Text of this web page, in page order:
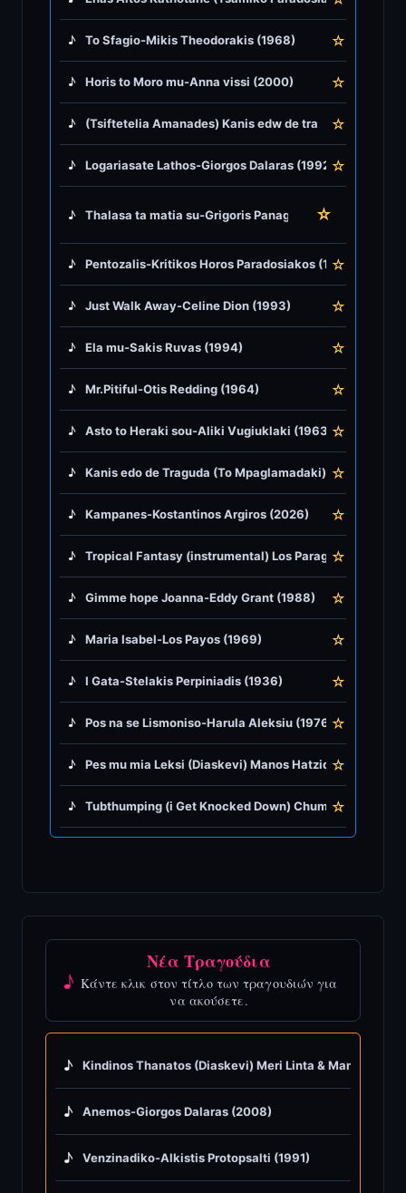
♪ To Sfagio-Mikis Theodorakis (1968) ☆
♪ Horis to Moro mu-Anna vissi (2000) ☆
♪ (Tsiftetelia Amanades) Kanis edw de traguda (To
☆
♪ Logariasate Lathos-Giorgos Dalaras (1992)☆
♪ Thalasa ta matia su-Grigoris Panagiotopulos & Kostas
☆
♪ Pentozalis-Kritikos Horos Paradosiakos (1770)
☆
♪ Just Walk Away-Celine Dion (1993) ☆
♪ Ela mu-Sakis Ruvas (1994) ☆
♪ Mr.Pitiful-Otis Redding (1964) ☆
♪ Asto to Heraki sou-Aliki Vugiuklaki (1963) ☆
♪ Kanis edo de Traguda (To Mpaglamadaki) Nikos
☆
♪ Kampanes-Kostantinos Argiros (2026) ☆
♪ Tropical Fantasy (instrumental) Los Paraguayos (1954)
☆
♪ Gimme hope Joanna-Eddy Grant (1988) ☆
♪ Maria Isabel-Los Payos (1969) ☆
♪ I Gata-Stelakis Perpiniadis (1936) ☆
♪ Pos na se Lismoniso-Harula Aleksiu (1976)☆
♪ Pes mu mia Leksi (Diaskevi) Manos Hatzidakis (1961)
☆
♪ Tubthumping (i Get Knocked Down) Chumbawamba
☆
♪ Greek Traditional
♪ Greek Zeibekiko
♪ Instrumentals
♪ Jazz & Swing
♪
♪ Pop & Dance
♪ Rock and Roll
♪ Rock Ballads
♪ Rock Music
♪
Νέα Τραγούδια
Κάντε κλικ στον τίτλο των τραγουδιών για
να ακούσετε.
♪ Kindinos Thanatos (Diaskevi) Meri Linta & Manolis
♪ Anemos-Giorgos Dalaras (2008)
♪ Venzinadiko-Alkistis Protopsalti (1991)